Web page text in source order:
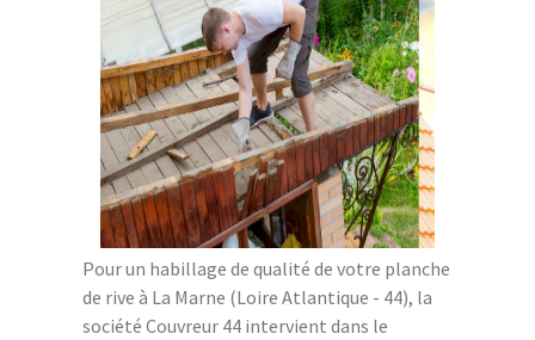
Pour un habillage de qualité de votre planche
de rive à La Marne (Loire Atlantique - 44), la
société Couvreur 44 intervient dans le